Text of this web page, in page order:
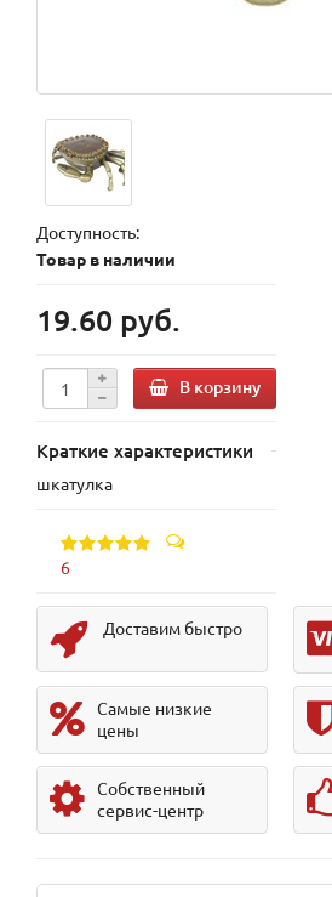
Доступность:
Товар в наличии
19.60 руб.
В корзину
Краткие характеристики
шкатулка
6
Доставим быстро
Самые низкие
цены
Собственный
сервис-центр